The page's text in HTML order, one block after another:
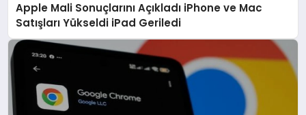
Apple Mali Sonuçlarını Açıkladı iPhone ve Mac
Satışları Yükseldi iPad Geriledi